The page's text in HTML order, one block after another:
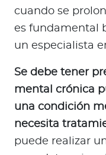
cuando se
es fundamental
un especialista
Se debe tener
mental crónica
una condición
necesita
puede realizar